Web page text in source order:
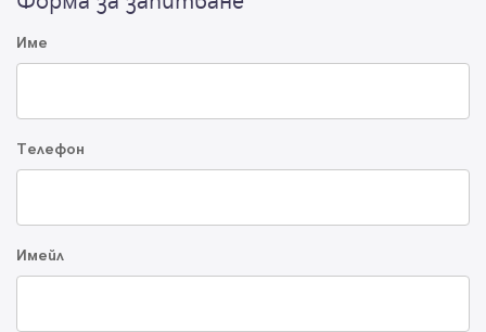
Име
Телефон
Имейл